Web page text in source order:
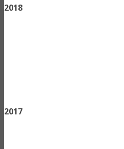
2018
2017